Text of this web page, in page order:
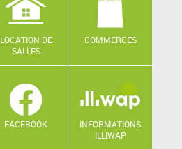
LOCATION DE
SALLES
COMMERCES
FACEBOOK
INFORMATIONS
ILLIWAP